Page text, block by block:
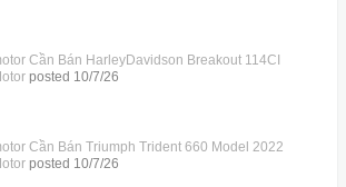
Cần Bán HarleyDavidson Breakout 114CI
posted 10/7/26
Cần Bán Triumph Trident 660 Model 2022
posted 10/7/26